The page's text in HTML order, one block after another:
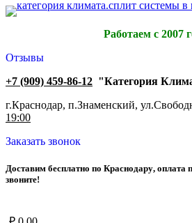
Работаем с 2007
Отзывы
+7 (909) 459-86-12 "Категория
г.Краснодар, п.Знаменский,
19:00
Заказать звонок
Доставим бесплатно по Краснодару, оплата п
звоните!